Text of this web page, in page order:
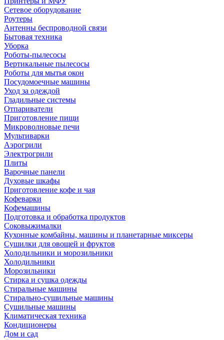
Сетевое оборудование
Роутеры
Антенны беспроводной связи
Бытовая техника
Уборка
Роботы-пылесосы
Вертикальные пылесосы
Роботы для мытья окон
Посудомоечные машины
Уход за одеждой
Гладильные системы
Отпариватели
Приготовление пищи
Микроволновые печи
Мультиварки
Аэрогрили
Электрогрили
Плиты
Варочные панели
Духовые шкафы
Приготовление кофе и чая
Кофеварки
Кофемашины
Подготовка и обработка продуктов
Соковыжималки
Кухонные комбайны, машины и планетарные миксеры
Сушилки для овощей и фруктов
Холодильники и морозильники
Холодильники
Морозильники
Стирка и сушка одежды
Стиральные машины
Стирально-сушильные машины
Сушильные машины
Климатическая техника
Кондиционеры
Дом и сад